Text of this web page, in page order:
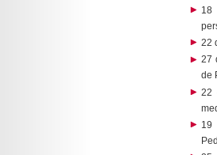
18
22
27
de
22
19